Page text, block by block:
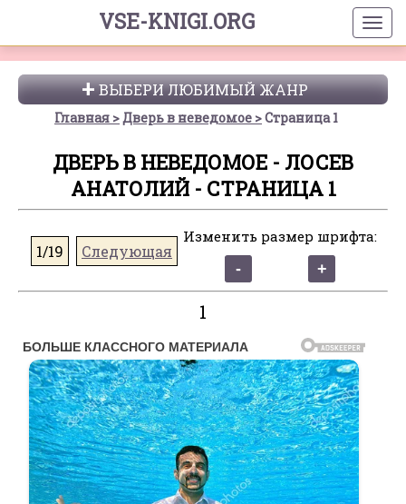
VSE-KNIGI.ORG
ВЫБЕРИ ЛЮБИМЫЙ ЖАНР
Главная Дверь в неведомое Страница 1
ДВЕРЬ В НЕВЕДОМОЕ - ЛОСЕВ
АНАТОЛИЙ - СТРАНИЦА 1
1/19 Следующая
Изменить размер шрифта:
1